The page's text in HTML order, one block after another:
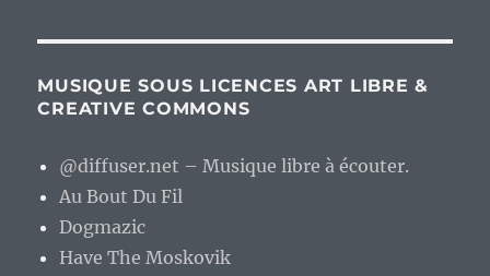
MUSIQUE SOUS LICENCES ART LIBRE &
CREATIVE COMMONS
@diffuser.net – Musique libre à écouter.
Au Bout Du Fil
Dogmazic
Have The Moskovik